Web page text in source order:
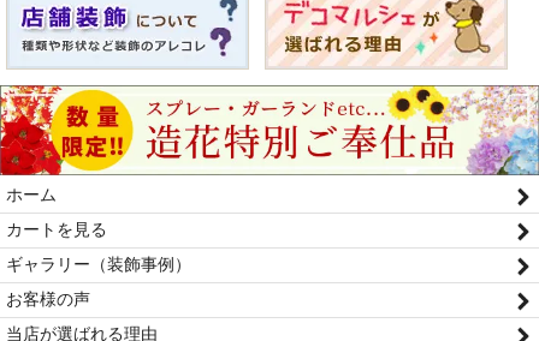
ホーム
カートを見る
ギャラリー（装飾事例）
お客様の声
当店が選ばれる理由